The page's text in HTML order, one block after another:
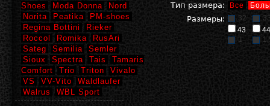
Тип размера:
Все
Размеры: 32
43
44
1
Shoes
Moda Donna
Nord
Norita
Peatika
PM-shoes
Regina Bottini
Rieker
Roccol
Romika
RusAri
Sateg
Semilia
Semler
Sioux
Spectra Tais
Tamaris
Comfort
Trio Triton
Vivalo
VS
VV-Vito
Waldlaufer
Walrus
WBL Sport